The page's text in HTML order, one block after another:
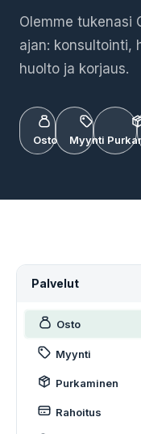
Olemme tukenasi
ajan: konsultointi,
huolto ja korjaus.
Osto Myynti
Palvelut
Osto
Myynti
Purkaminen
Rahoitus